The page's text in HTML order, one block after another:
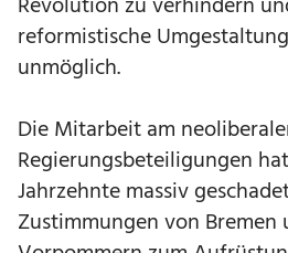
reformistische
unmöglich.
Die Mitarbeit am
Regierungsbeteiligungen
Jahrzehnte massiv
Zustimmungen von